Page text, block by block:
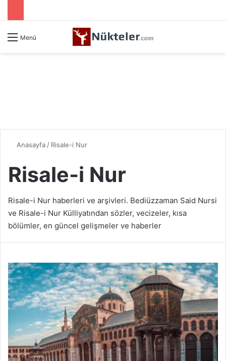
Menü
Anasayfa / Risale-i Nur
Risale-i Nur
Risale-i Nur haberleri ve arşivleri. Bediüzzaman Said Nursi
ve Risale-i Nur Külliyatından sözler, vecizeler, kısa
bölümler, en güncel gelişmeler ve haberler